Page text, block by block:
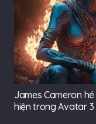
James Cameron
hiện trong Avatar 3